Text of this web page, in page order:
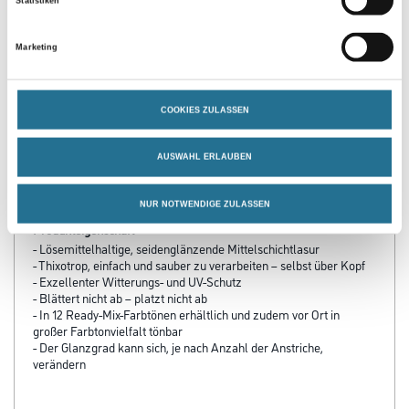
Marketing
COOKIES ZULASSEN
AUSWAHL ERLAUBEN
NUR NOTWENDIGE ZULASSEN
PRODUKTEIGENSCHAFTEN
Produkteigenschaft
- Lösemittelhaltige, seidenglänzende Mittelschichtlasur
- Thixotrop, einfach und sauber zu verarbeiten – selbst über Kopf
- Exzellenter Witterungs- und UV-Schutz
- Blättert nicht ab – platzt nicht ab
- In 12 Ready-Mix-Farbtönen erhältlich und zudem vor Ort in
großer Farbtonvielfalt tönbar
- Der Glanzgrad kann sich, je nach Anzahl der Anstriche,
verändern